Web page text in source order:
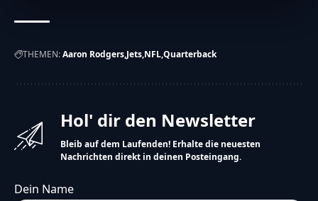
THEMEN:Aaron Rodgers Jets NFLQuarterback
Hol' dir den Newsletter
Bleib auf dem Laufenden! Erhalte die neuesten
Nachrichten direkt in deinen Posteingang.
Dein Name